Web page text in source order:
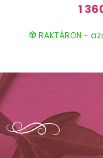
1
RAKTÁRON -